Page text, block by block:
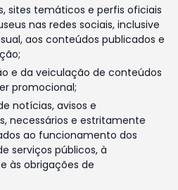
sites temáticos e perfis oficiais
nas redes sociais, inclusive
aos conteúdos publicados e
e da veiculação de conteúdos
promocional;
notícias, avisos e
necessários e estritamente
ao funcionamento dos
serviços públicos, à
às obrigações de